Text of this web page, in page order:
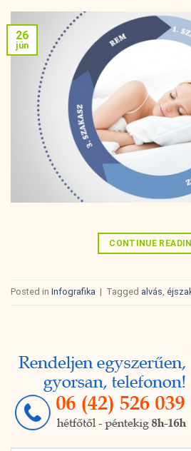
26
jún
CONTINUE
Posted in Infografika | Tagged alvás,